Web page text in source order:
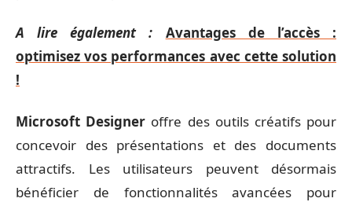
A lire également :
Avantages de l’accès :
optimisez vos performances avec cette solution
!
Microsoft Designer offre des outils créatifs pour
concevoir des présentations et des documents
attractifs. Les utilisateurs peuvent désormais
bénéficier de fonctionnalités avancées pour